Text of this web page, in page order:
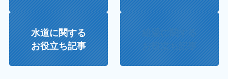
水道に関する
お役立ち記事
給湯に関する
お役立ち記事